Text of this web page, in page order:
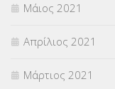
Μάιος 2021
Απρίλιος 2021
Μάρτιος 2021